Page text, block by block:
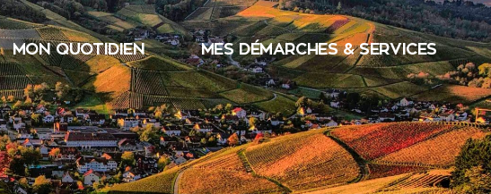
MON QUOTIDIEN MES DÉMARCHES & SERVICES